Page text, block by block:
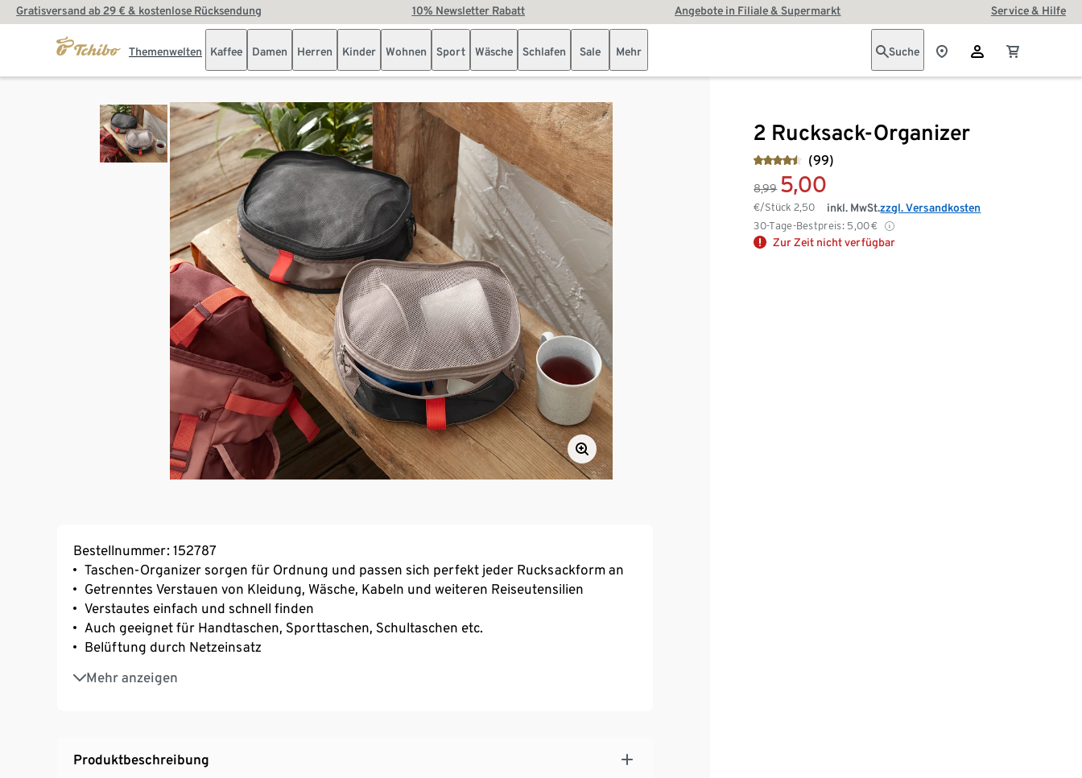
Gratisversand ab 29 € & kostenlose Rücksendung 10% Newsletter Rabatt Angebote in Filiale & Supermarkt Service & Hilfe
Themenwelten Kaffee Damen Herren Kinder Wohnen Sport Wäsche Schlafen Sale Mehr Suche
2 Rucksack-Organizer
(99)
8,99 5,00
€/Stück2,50
30-Tage-Bestpreis: 5,00€
inkl. MwSt.zzgl. Versandkosten
Zur Zeit nicht verfügbar
Bestellnummer: 152787
Taschen-Organizer sorgen für Ordnung und passen sich perfekt jeder Rucksackform an
Getrenntes Verstauen von Kleidung, Wäsche, Kabeln und weiteren Reiseutensilien
Verstautes einfach und schnell finden
Auch geeignet für Handtaschen, Sporttaschen, Schultaschen etc.
Belüftung durch Netzeinsatz
Mehr anzeigen
Zusammenfaltbar und platzsparend ineinander verstaubar
Produktbeschreibung